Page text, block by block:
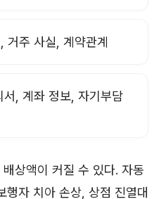
거주 사실, 계약관계
, 계좌 정보, 자기부담
상액이 커질 수 있다. 자동
행자 치아 손상, 상점 진열대